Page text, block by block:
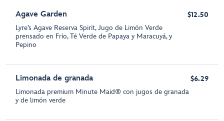
Agave Garden
Lyre’s Agave Reserva Spirit, Jugo de Limón Verde
prensado en Frío, Té Verde de Papaya y Maracuyá, y
Pepino
$12.50
Limonada de granada
Limonada premium Minute Maid® con jugos de granada
y de limón verde
$6.29